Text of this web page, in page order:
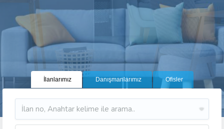
İlanlarımız Danışmanlarımız Ofisler